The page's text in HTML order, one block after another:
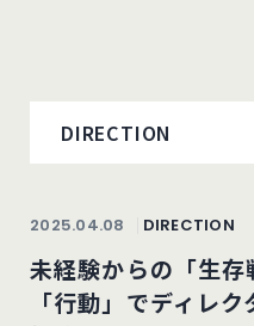
2025.04.08 DIRECTION
未経験からの「生
「行動」でディレ